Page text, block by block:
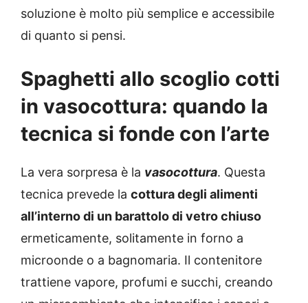
soluzione è molto più semplice e accessibile
di quanto si pensi.
Spaghetti allo scoglio cotti
in vasocottura: quando la
tecnica si fonde con l’arte
La vera sorpresa è la vasocottura. Questa
tecnica prevede la cottura degli alimenti
all’interno di un barattolo di vetro chiuso
ermeticamente, solitamente in forno a
microonde o a bagnomaria. Il contenitore
trattiene vapore, profumi e succhi, creando